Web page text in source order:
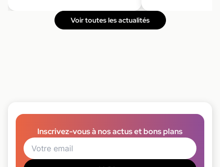
Voir toutes les actualités
Inscrivez-vous à nos actus et bons plans